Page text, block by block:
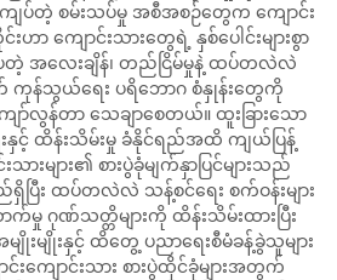
ျပ်တဲ့ စမ်းသပ်မှု အစီအစဉ်တွေက ကျောင်း
ဟာ ကျောင်းသားတွေရဲ့ နှစ်ပေါင်းများစွာ
လေးချိန်၊ တည်ငြိမ်မှုနဲ့ ထပ်တလဲလဲ
ကုန်သွယ်ရေး ပရိဘောဂ စံနှုန်းတွေကို
ာ်လွန်တာ သေချာစေတယ်။ ထူးခြားသော
င့် ထိန်းသိမ်းမှု ခံနိုင်ရည်အထိ ကျယ်ပြန့်
ားများ၏ စားပွဲခုံမျက်နှာပြင်များသည်
ပြီး ထပ်တလဲလဲ သန့်စင်ရေး စက်ဝန်းများ
ဂုဏ်သတ္တိများကို ထိန်းသိမ်းထားပြီး
ျိုးမျိုးနှင့် ထိတွေ့ ပညာရေးစီမံခန့်ခွဲသူများ
ကျောင်းသား စားပွဲထိုင်ခုံများအတွက်